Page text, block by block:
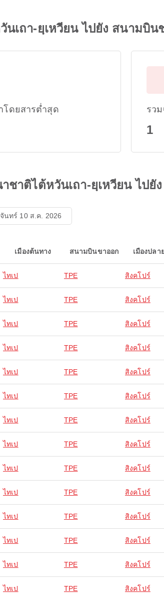
เถา-ยฺเหวียน ไปยัง สนามบิน
โดยสารต่ำสุด รว
1
ชาติไต้หวันเถา-ยฺเหวียน ไปยั
จันทร์ 10 ส.ค. 2026
เมืองต้นทาง สนามบินขาออก เมืองปลา
ไทเป TPE สิงคโปร์
ไทเป TPE สิงคโปร์
ไทเป TPE สิงคโปร์
ไทเป TPE สิงคโปร์
ไทเป TPE สิงคโปร์
ไทเป TPE สิงคโปร์
ไทเป TPE สิงคโปร์
ไทเป TPE สิงคโปร์
ไทเป TPE สิงคโปร์
ไทเป TPE สิงคโปร์
ไทเป TPE สิงคโปร์
ไทเป TPE สิงคโปร์
ไทเป TPE สิงคโปร์
ไทเป TPE สิงคโปร์